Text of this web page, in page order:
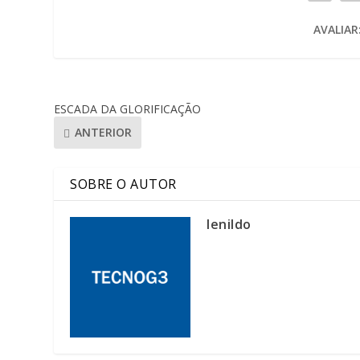
AVALIAR:
ESCADA DA GLORIFICAÇÃO
ANTERIOR
SOBRE O AUTOR
lenildo